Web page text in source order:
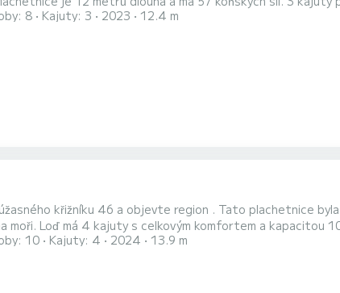
, palubní sprcha, plavecká
8 Kajuty: 3 2023 12.4 m
křižníku 46 a objevte region . Tato plachetnice
délkou 14
při trávení mimořádné dovolené na vodách Tento Cruiser 46 je vybaven 3
10 Kajuty: 4 2024 13.9 m